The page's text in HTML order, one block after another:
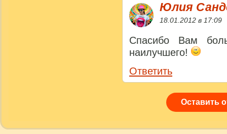
Юлия
18.01.2012 в 17:09
Спасибо Вам
наилучшего!
Ответить
Оставить